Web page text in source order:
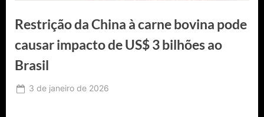
Restrição da China à carne bovina pode
causar impacto de US$ 3 bilhões ao
Brasil
Posted
3 de janeiro de 2026